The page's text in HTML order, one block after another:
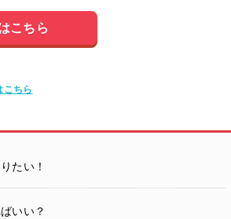
こちら
ちら
たい！
いい？